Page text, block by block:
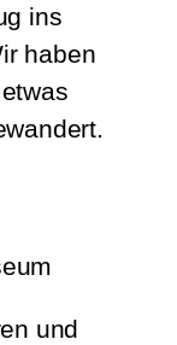
ins
haben
und